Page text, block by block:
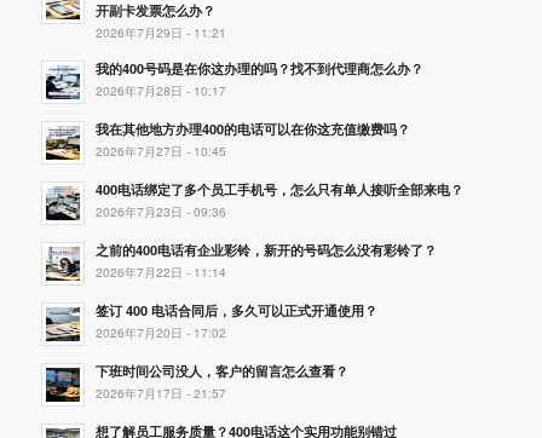
开副卡发票怎么办？
2026年7月29日 - 11:21
我的400号码是在你这办理的吗？找不到代理商怎么办？
2026年7月28日 - 10:17
我在其他地方办理400的电话可以在你这充值缴费吗？
2026年7月27日 - 10:45
400电话绑定了多个员工手机号，怎么只有单人接听全部来电？
2026年7月23日 - 09:36
之前的400电话有企业彩铃，新开的号码怎么没有彩铃了？
2026年7月22日 - 11:14
签订 400 电话合同后，多久可以正式开通使用？
2026年7月20日 - 17:02
下班时间公司没人，客户的留言怎么查看？
2026年7月17日 - 21:57
想了解员工服务质量？400电话这个实用功能别错过